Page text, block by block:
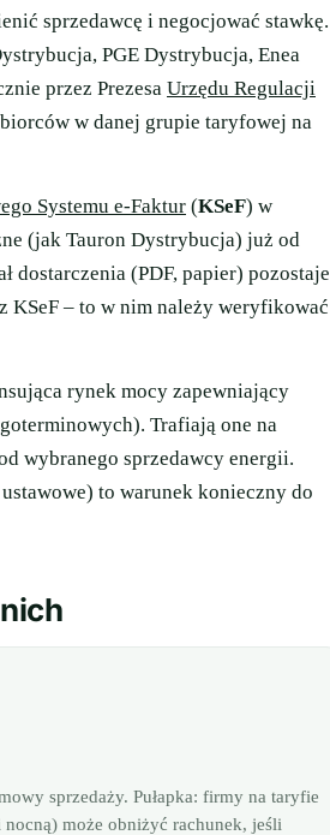
sprzedawcę i negocjować stawkę.
PGE Dystrybucja, Enea
przez Prezesa Urzędu Regulacji
w danej grupie taryfowej na
Systemu e-Faktur (KSeF) w
(jak Tauron Dystrybucja) już od
dostarczenia (PDF, papier) pozostaje
KSeF – to w nim należy weryfikować
rynek mocy zapewniający
Trafiają one na
wybranego sprzedawcy energii.
to warunek konieczny do
sprzedaży. Pułapka: firmy na taryfie
nocną) może obniżyć rachunek, jeśli